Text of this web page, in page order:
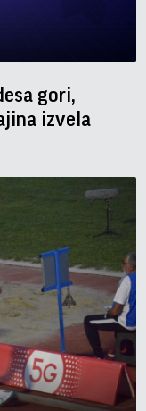
gori,
izvela